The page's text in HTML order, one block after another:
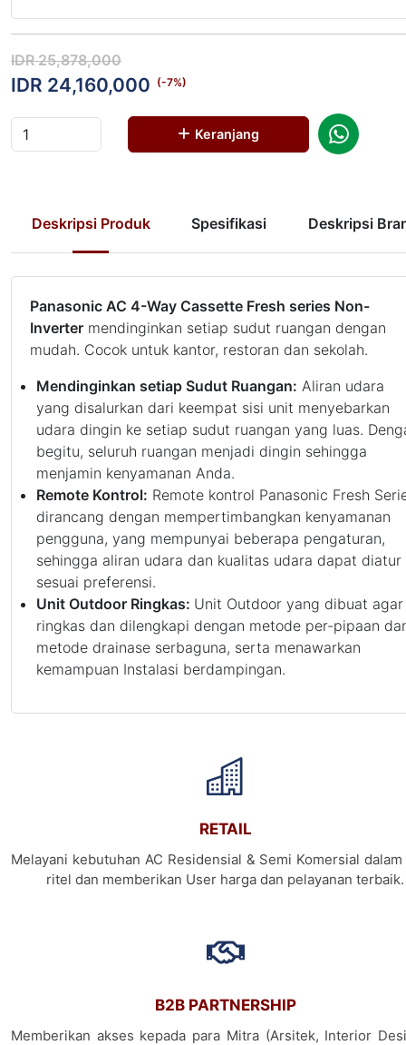
IDR 25,878,000
IDR 24,160,000 (-7%)
Keranjang
Deskripsi Produk Spesifikasi Deskripsi
Panasonic AC 4-Way Cassette Fresh series Non-
Inverter mendinginkan setiap sudut ruangan dengan
mudah. Cocok untuk kantor, restoran dan sekolah.
Mendinginkan setiap Sudut Ruangan: Aliran udara
yang disalurkan dari keempat sisi unit menyebarkan
udara dingin ke setiap sudut ruangan yang luas.
begitu, seluruh ruangan menjadi dingin sehingga
menjamin kenyamanan Anda.
Remote Kontrol: Remote kontrol Panasonic Fresh
dirancang dengan mempertimbangkan kenyamanan
pengguna, yang mempunyai beberapa pengaturan,
sehingga aliran udara dan kualitas udara dapat diatur
sesuai preferensi.
Unit Outdoor Ringkas: Unit Outdoor yang dibuat agar
ringkas dan dilengkapi dengan metode per-pipaan
metode drainase serbaguna, serta menawarkan
kemampuan Instalasi berdampingan.
RETAIL
Melayani kebutuhan AC Residensial & Semi Komersial dalam
ritel dan memberikan User harga dan pelayanan terbaik.
B2B PARTNERSHIP
Memberikan akses kepada para Mitra (Arsitek, Interior